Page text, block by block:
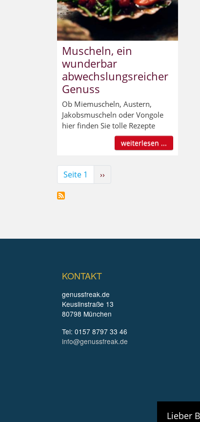
Muscheln, ein
wunderbar
abwechslungsreicher
Genuss
Ob Miemuscheln, Austern,
Jakobsmuscheln oder Vongole
hier finden Sie tolle Rezepte
weiterlesen ...
Seitennummerierung
Seite 1
Nächste
››
KONTAKT
genussfreak.de
Keuslinstraße 13
80798 München
Tel: 0157 8797 33 46
info@genussfreak.de
Lieber